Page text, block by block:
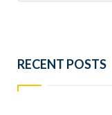
RECENT POSTS